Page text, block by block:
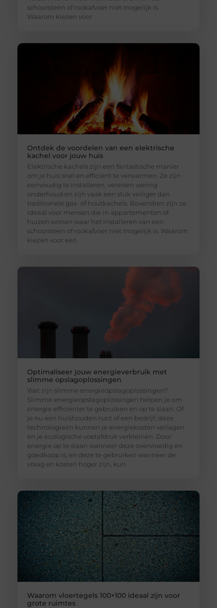
schoorsteen of rookafvoer niet mogelijk is.
Waarom kiezen voor
Ontdek de voordelen van een elektrische
kachel voor jouw huis
Elektrische kachels zijn een fantastische manier
om je huis snel en efficiënt te verwarmen. Ze zijn
eenvoudig te installeren, vereisen weinig
onderhoud en zijn vaak een stuk veiliger dan
traditionele gas- of houtkachels. Bovendien zijn ze
ideaal voor mensen die in appartementen of
huizen wonen waar het installeren van een
schoorsteen of rookafvoer niet mogelijk is. Waarom
kiezen voor een
Optimaliseer jouw energieverbruik met
slimme opslagoplossingen
Wat zijn slimme energieopslagoplossingen?
Slimme energieopslagoplossingen helpen je om
energie efficiënter te gebruiken en op te slaan. Of
je nu een huishouden runt of een bedrijf, deze
technologieën kunnen je energiekosten verlagen
en je ecologische voetafdruk verkleinen. Door
energie op te slaan wanneer deze overvloedig en
goedkoop is, en deze te gebruiken wanneer de
vraag en kosten hoger zijn, kun
Waarom vloertegels 100×100 ideaal zijn voor
grote ruimtes